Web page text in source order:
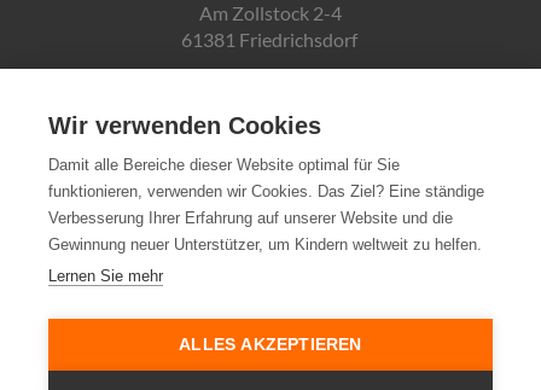
Am Zollstock 2-4
61381 Friedrichsdorf
DE19ZZZ00000150171
Spendenkonto:
Pax-Bank für Kirche und Caritas eG
IBAN DE72370601934010500007
Wir verwenden Cookies
Damit alle Bereiche dieser Website optimal für Sie
funktionieren, verwenden wir Cookies. Das Ziel? Eine ständige
Verbesserung Ihrer Erfahrung auf unserer Website und die
Gewinnung neuer Unterstützer, um Kindern weltweit zu helfen.
Lernen Sie mehr
ALLES AKZEPTIEREN